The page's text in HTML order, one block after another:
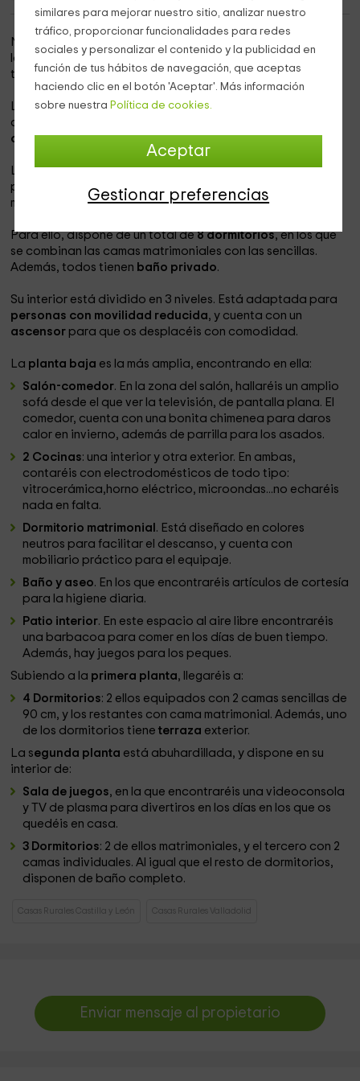
similares para mejorar nuestro sitio, analizar nuestro
tráfico, proporcionar funcionalidades para redes
sociales y personalizar el contenido y la publicidad en
función de tus hábitos de navegación, que aceptas
haciendo clic en el botón 'Aceptar'. Más información
sobre nuestra Política de cookies.
Aceptar
Gestionar preferencias
Nuestra casa rural se encuentra en Villabrágima, una
localidad vallisoletana donde podréis disfrutar de la
tranquilidad de los paisajes de Tierra de Campos.
La ubicación de la casa os permitirá combinar el campo
con la ciudad, ya que nos separan únicamente
distancia de Vallodolid.
La vivienda es de nuestra contrucción, y está preparada
para dar cobijo a grandes grupos. En concreto, a un
máximo de
20 personas(4 de ellas en cama adicional).
Para ello, dispone de un total de8 dormitorios, en los que
se combinan las camas matrimoniales con las sencillas.
Además, todos tienen baño privado.
Su interior está dividido en 3 niveles. Está adaptada para
personas con movilidad reducida, y cuenta con un
ascensor para que os desplacéis con comodidad.
La planta baja es la más amplia, encontrando en ella:
Salón-comedor. En la zona del salón, hallaréis un amplio
sofá desde el que ver la televisión, de pantalla plana. El
comedor, cuenta con una bonita chimenea para daros
calor en invierno, además de parrilla para los asados.
2 Cocinas: una interior y otra exterior. En ambas,
contaréis con electrodomésticos de todo tipo:
vitrocerámica,horno eléctrico, microondas...no echaréis
nada en falta.
Dormitorio matrimonial . Está diseñado en colores
neutros para facilitar el descanso, y cuenta con
mobiliario práctico para el equipaje.
Baño y aseo. En los que encontraréis artículos de cortesía
para la higiene diaria.
Patio interior. En este espacio al aire libre encontraréis
una barbacoa para comer en los días de buen tiempo.
Además, hay juegos para los peques.
Subiendo a la primera planta, llegaréis a:
4 Dormitorios: 2 ellos equipados con 2 camas sencillas de
90 cm, y los restantes con cama matrimonial. Además, uno
de los dormitorios tieneterraza exterior.
La segunda planta está abuhardillada, y dispone en su
interior de:
Sala de juegos, en la que encontraréis una videoconsola
y TV de plasma para divertiros en los días en los que os
quedéis en casa.
3 Dormitorios: 2 de ellos matrimoniales, y el tercero con 2
camas individuales. Al igual que el resto de dormitorios,
disponen de baño completo.
Casas Rurales Castilla y León Casas Rurales Valladolid
Enviar mensaje al propietario